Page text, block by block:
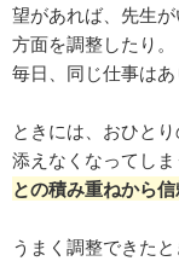
望があれば、先生
方面を調整したり。
毎日、同じ仕事はあ
ときには、おひと
添えなくなってしま
との積み重ねから
うまく調整できた